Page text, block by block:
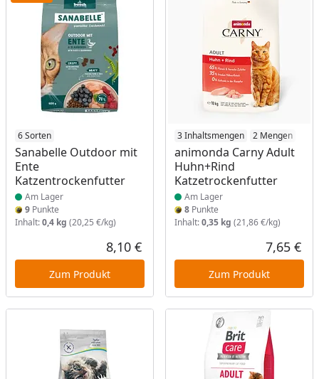
6 Sorten
Sanabelle Outdoor mit
Ente
Katzentrockenfutter
Produkt am Lager
Am Lager
9 Punkte
Inhalt:0,4 kg (20,25 €/kg)
Aktueller Preis
8,10 €
Zum Produkt
3 Inhaltsmengen 2 Mengen
animonda Carny Adult
Huhn+Rind
Katzetrockenfutter
Produkt am Lager
Am Lager
8Punkte
Inhalt:0,35 kg (21,86 €/kg)
7,65 €
Zum Produkt